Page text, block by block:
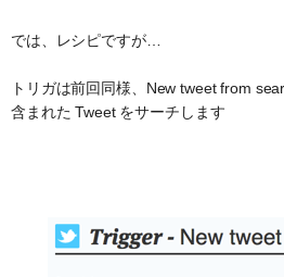
では、レシピですが…
トリガは前回同様、New tweet from
含まれた Tweet をサーチします